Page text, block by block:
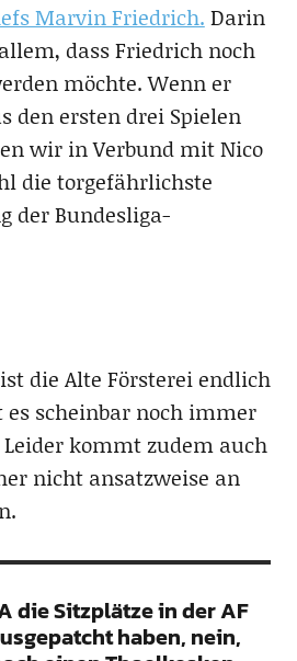
Marvin Friedrich. Darin
dass Friedrich noch
möchte. Wenn er
den ersten drei Spielen
wir in Verbund mit Nico
die torgefährlichste
der Bundesliga-
die Alte Försterei endlich
es scheinbar noch immer
kommt zudem auch
nicht ansatzweise an
die Sitzplätze in der AF
haben, nein,